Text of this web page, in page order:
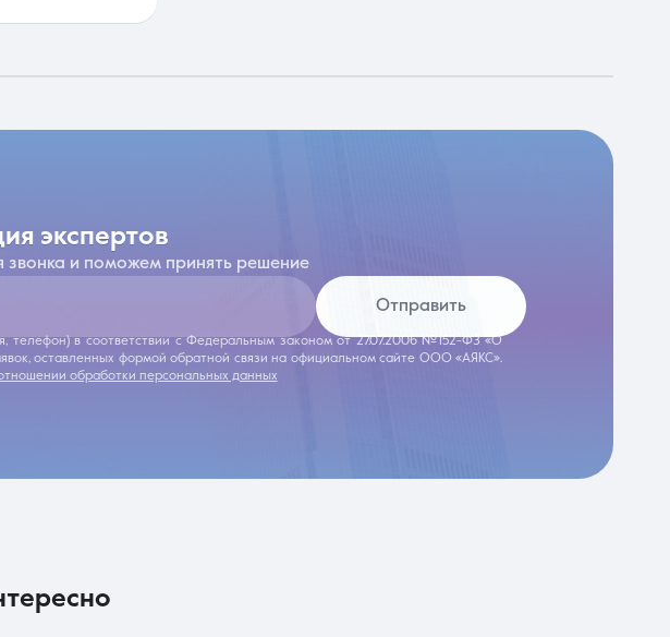
экспертов
и поможем принять решение
Отправить
телефон) в соответствии с Федеральным законом от 27.07.2006 №152-ФЗ «О
оставленных формой обратной связи на официальном сайте ООО «АЯКС».
обработки персональных данных